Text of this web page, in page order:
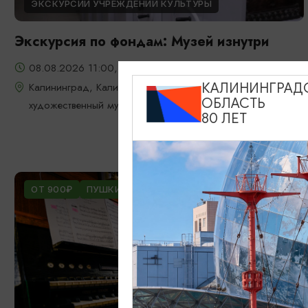
ЭКСКУРСИИ УЧРЕЖДЕНИЙ КУЛЬТУРЫ
Экскурсия по фондам: Музей изнутри
08.08.2026 11:00, 13:00, 15:00
Калининград, Калининградский областной историко-
художественный музей
ОТ 900₽ ПУШКИНСКАЯ КАРТА БЕСПЛАТНО
ОБЛАСТЬ
80 ЛЕТ